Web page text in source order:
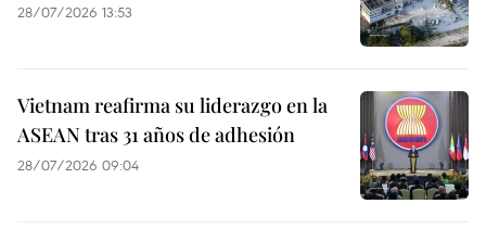
28/07/2026 13:53
Vietnam reafirma su liderazgo en la
ASEAN tras 31 años de adhesión
28/07/2026 09:04